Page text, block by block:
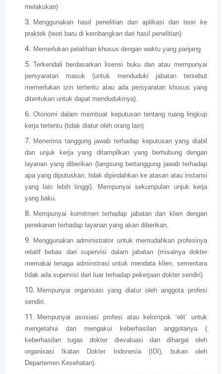
melakukan)
Menggunakan hasil penelitian dan aplikasi dari teori ke
praktek (teori baru di kembangkan dari hasil penelitian)
Memerlukan pelatihan khusus dengan waktu yang panjang
Terkendali berdasarkan lisensi buku dan atau mempunyai
persyaratan masuk (untuk menduduki jabatan tersebut
memerlukan izin tertentu atau ada persyaratan khusus yang
ditentukan untuk dapat mendudukinya).
Otonomi dalam membuat keputusan tentang ruang lingkup
kerja tertentu (tidak diatur oleh orang lain)
Menerima tanggung jawab terhadap keputusan yang diabil
dan unjuk kerja yang ditampilkan yang berhubung dengan
layanan yang diberikan (langsung bertanggung jawab terhadap
apa yang diputuskan, tidak dipindahkan ke atasan atau instansi
yang lain lebih tinggi). Mempunyai sekumpulan unjuk kerja
yang baku.
Mempunyai komitmen terhadap jabatan dan klien dengan
penekanan terhadap layanan yang akan diberikan.
Menggunakan administrator untuk memudahkan profesinya
relatif bebas dari supervisi dalam jabatan (misalnya dokter
memakai tenaga adminstrasi untuk mendata klien, sementara
tidak ada supervisi dari luar terhadap pekerjaan dokter sendiri)
Mempunyai organisasi yang diatur oleh anggota profesi
sendiri.
Mempunyai asosiasi profesi atau kelompok ‘elit’ untuk
mengetahui dan mengakui keberhasilan anggotanya (
keberhasilan tugas dokter dievaluasi dan dihargai oleh
organisasi Ikatan Dokter Indonesia (IDI), bukan oleh
Departemen Kesehatan).